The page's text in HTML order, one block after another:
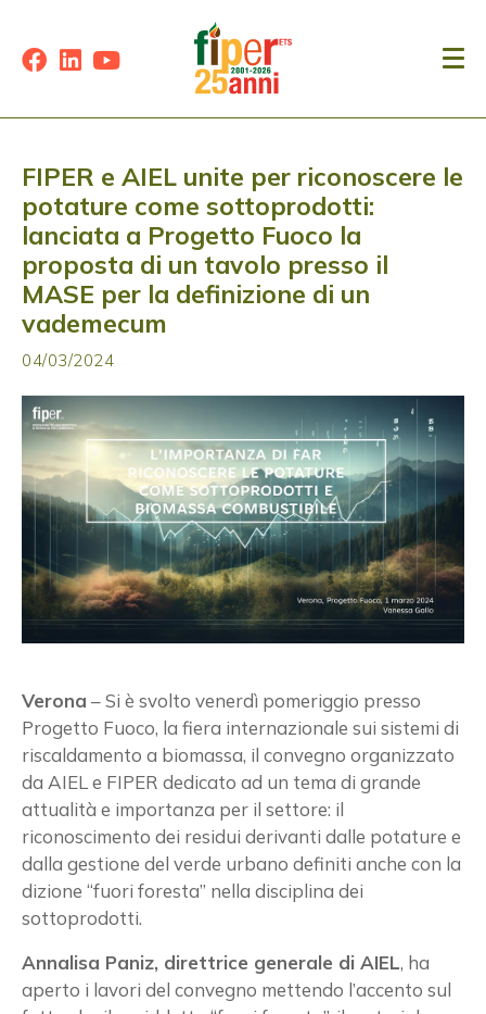
FIPER e AIEL unite per riconoscere le
potature come sottoprodotti:
lanciata a Progetto Fuoco la
proposta di un tavolo presso il
MASE per la definizione di un
vademecum
04/03/2024
Verona – Si è svolto venerdì pomeriggio presso
Progetto Fuoco, la fiera internazionale sui sistemi di
riscaldamento a biomassa, il convegno organizzato
da AIEL e FIPER dedicato ad un tema di grande
attualità e importanza per il settore: il
riconoscimento dei residui derivanti dalle potature e
dalla gestione del verde urbano definiti anche con la
dizione “fuori foresta” nella disciplina dei
sottoprodotti.
Annalisa Paniz, direttrice generale di AIEL, ha
aperto i lavori del convegno mettendo l’accento sul